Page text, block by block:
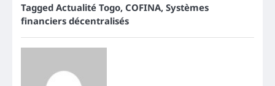
Tagged Actualité Togo, COFINA, Systèmes
financiers décentralisés